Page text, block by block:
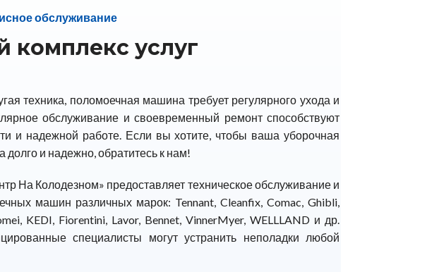
обслуживание
комплекс услуг
техника, поломоечная машина требует регулярного ухода и
обслуживание и своевременный ремонт способствуют
и надежной работе. Если вы хотите, чтобы ваша уборочная
долго и надежно, обратитесь к нам!
На Колодезном» предоставляет техническое обслуживание и
машин различных марок: Tennant,Cleanfix,Comac, Ghibli,
, KEDI, Fiorentini, Lavor, Bennet,VinnerMyer, WELLLAND и др.
специалисты могут устранить неполадки любой